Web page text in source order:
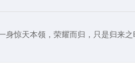
惊天本领，荣耀而归，只是归来